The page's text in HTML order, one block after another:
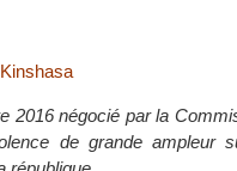
2016 négocié par la
de grande ampleur